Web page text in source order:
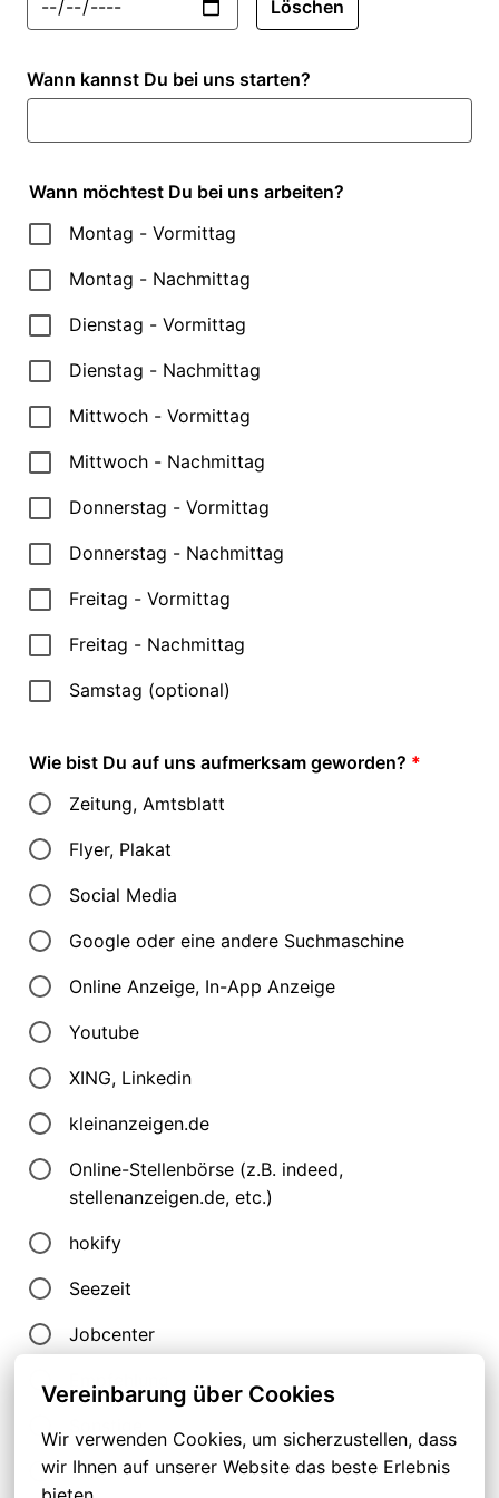
Vereinbarung über Cookies
Wir verwenden Cookies, um sicherzustellen, dass
wir Ihnen auf unserer Website das beste Erlebnis
Löschen
Wann kannst Du bei uns starten?
Wann möchtest Du bei uns arbeiten?
Montag - Vormittag
Montag - Nachmittag
Dienstag - Vormittag
Dienstag - Nachmittag
Mittwoch - Vormittag
Mittwoch - Nachmittag
Donnerstag - Vormittag
Donnerstag - Nachmittag
Freitag - Vormittag
Freitag - Nachmittag
Samstag (optional)
Wie bist Du auf uns aufmerksam geworden? *
Zeitung, Amtsblatt
Flyer, Plakat
Social Media
Google oder eine andere Suchmaschine
Online Anzeige, In-App Anzeige
Youtube
XING, Linkedin
kleinanzeigen.de
Online-Stellenbörse (z.B. indeed,
stellenanzeigen.de, etc.)
hokify
Seezeit
Jobcenter
Empfehlung
Zustellerkom